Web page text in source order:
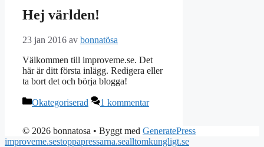
Hej världen!
23 jan 2016 av bonnatösa
Välkommen till improveme.se. Det
här är ditt första inlägg. Redigera eller
ta bort det och börja blogga!
Kategorier
Okategoriserad 1 kommentar
© 2026 bonnatosa • Byggt med GeneratePress
improveme.sestoppapressarna.sealltomkungligt.se